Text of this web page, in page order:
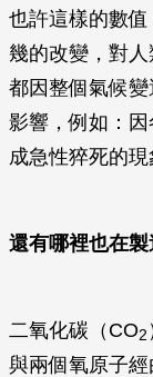
也許這樣的數
幾的改變，對
都因整個氣候
影響，例如：
成急性猝死的現
還有哪裡也在製
二氧化碳（CO2
與兩個氧原子